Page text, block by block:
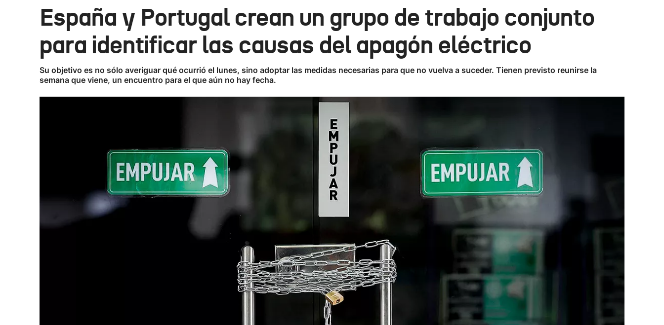
España y Portugal crean un grupo de trabajo conjunto
para identificar las causas del apagón eléctrico
Su objetivo es no sólo averiguar qué ocurrió el lunes, sino adoptar las medidas necesarias para que no vuelva a suceder. Tienen previsto reunirse la
semana que viene, un encuentro para el que aún no hay fecha.